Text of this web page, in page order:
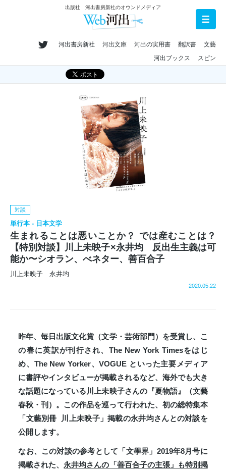
出版社 河出書房新社のオウンドメディア
河出書房新社 河出文庫 河出の実用書 翻訳書
文藝
河出ブックス
スピン
対談
単行本 - 日本文学
生まれることは悪いことか？ では産むことは？
【特別対談】川上未映子×永井均 反出生主義は可
能か〜シオラン、べネター、善百合子
川上未映子 永井均
2020.05.22
昨年、毎日出版文化賞（文学・芸術部門）を受賞し、こ
の春に英訳が刊行され、The New York Timesをはじ
め、The New Yorker、VOGUE といった主要メディア
に書評やインタビューが掲載されるなど、 海外でも大き
な話題になっている川上未映子さんの『夏物語』（文藝
春秋・刊）。 この作品を巡って行われた、初の総特集本
「文藝別冊 川上未映子」掲載の永井均さんとの対談を
公開します。
なお、この対談の参考として「文學界」2019年8月号に
掲載された、永井均さんの「善百合子の主張」も特別掲